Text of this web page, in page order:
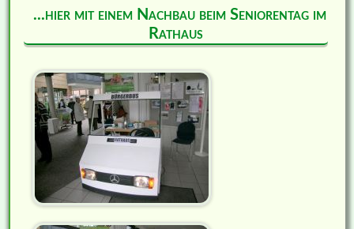
...hier mit einem Nachbau beim Seniorentag im
Rathaus